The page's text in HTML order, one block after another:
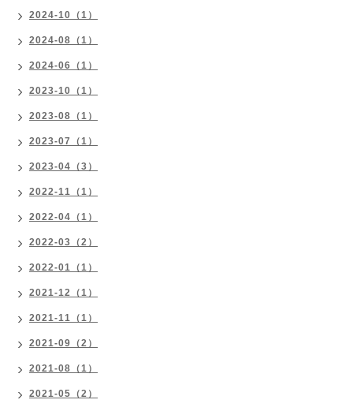
2024-10（1）
2024-08（1）
2024-06（1）
2023-10（1）
2023-08（1）
2023-07（1）
2023-04（3）
2022-11（1）
2022-04（1）
2022-03（2）
2022-01（1）
2021-12（1）
2021-11（1）
2021-09（2）
2021-08（1）
2021-05（2）